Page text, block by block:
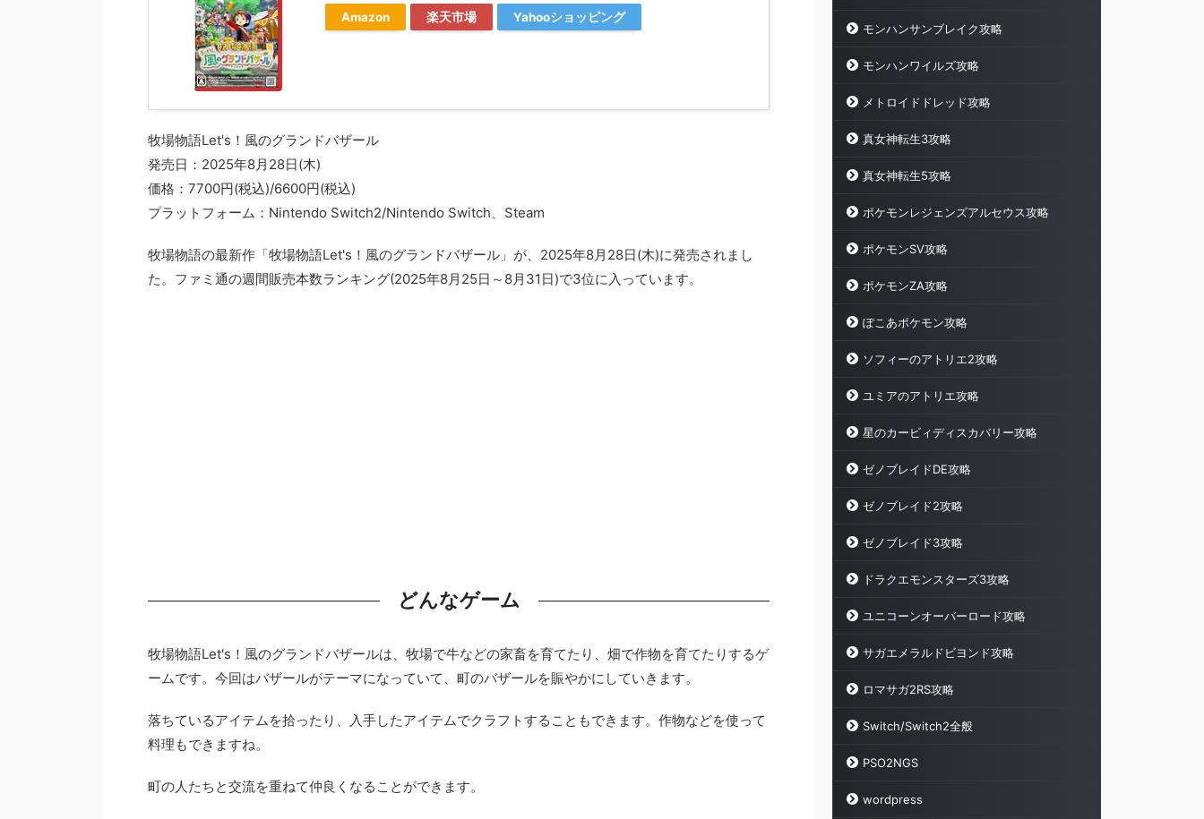
Amazon 楽天市場 Yahooショッピング
牧場物語Let's！風のグランドバザール
発売日：2025年8月28日(木)
価格：7700円(税込)/6600円(税込)
プラットフォーム：Nintendo Switch2/Nintendo Switch、Steam
牧場物語の最新作「牧場物語Let's！風のグランドバザール」が、2025年8月28日(木)に発売されまし
た。ファミ通の週間販売本数ランキング(2025年8月25日～8月31日)で3位に入っています。
どんなゲーム
牧場物語Let's！風のグランドバザールは、牧場で牛などの家畜を育てたり、畑で作物を育てたりするゲ
ームです。今回はバザールがテーマになっていて、町のバザールを賑やかにしていきます。
落ちているアイテムを拾ったり、入手したアイテムでクラフトすることもできます。作物などを使って
料理もできますね。
町の人たちと交流を重ねて仲良くなることができます。
モンハンサンブレイク攻略
モンハンワイルズ攻略
メトロイドドレッド攻略
真女神転生3攻略
真女神転生5攻略
ポケモンレジェンズアルセウス攻略
ポケモンSV攻略
ポケモンZA攻略
ぽこあポケモン攻略
ソフィーのアトリエ2攻略
ユミアのアトリエ攻略
星のカービィディスカバリー攻略
ゼノブレイドDE攻略
ゼノブレイド2攻略
ゼノブレイド3攻略
ドラクエモンスターズ3攻略
ユニコーンオーバーロード攻略
サガエメラルドビヨンド攻略
ロマサガ2RS攻略
Switch/Switch2全般
PSO2NGS
wordpress